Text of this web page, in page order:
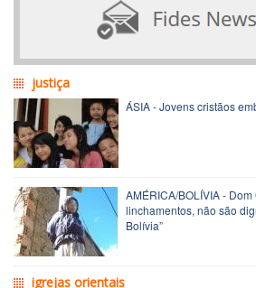
justiça
ÁSIA - Jovens cristãos
AMÉRICA/BOLÍVIA -
linchamentos, não são
Bolívia”
igrejas orientais